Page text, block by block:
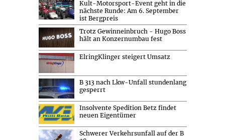
Kult-Motorsport-Event geht in die
nächste Runde: Am 6. September
ist Bergpreis
Trotz Gewinneinbruch - Hugo Boss
hält an Konzernumbau fest
ElringKlinger steigert Umsatz
B 313 nach Lkw-Unfall stundenlang
gesperrt
Insolvente Spedition Betz findet
neuen Eigentümer
Schwerer Verkehrsunfall auf der B